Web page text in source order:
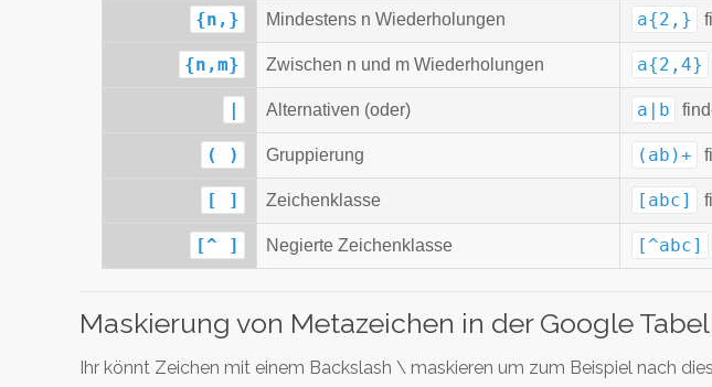
{n,} Mindestens n Wiederholungen a{2,}
{n,m} Zwischen n und m Wiederholungen a{2,4}
| Alternativen (oder) a|b
( ) Gruppierung (ab)+
[ ] Zeichenklasse [abc]
[^ ] Negierte Zeichenklasse [^abc]
Maskierung von Metazeichen in der Google
Ihr könnt Zeichen mit einem Backslash \ maskieren um zum Beispiel nach